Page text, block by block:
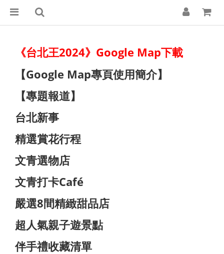
《台北王2024》Google Map下載
【Google Map專頁使用簡介】
【專題報道】
台北新事
精選賞花行程
文青選物店
文青打卡Café
嚴選8間精緻甜品店
超人氣親子遊景點
伴手禮收藏清單